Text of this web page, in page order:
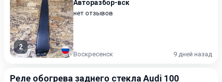
2
Авторазбор-вск
нет отзывов
Воскресенск 9 дней назад
Реле обогрева заднего стекла Audi 100